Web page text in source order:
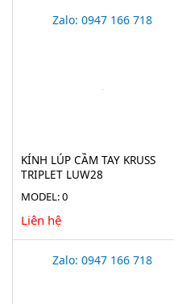
Zalo: 0947 166 718
KÍNH LÚP CẦM TAY KRUSS
TRIPLET LUW28
MODEL: 0
Liên hệ
Zalo: 0947 166 718